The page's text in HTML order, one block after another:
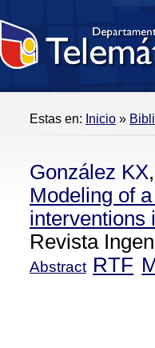
Estas en: Inicio »
González KX,
Modeling of
interventions
Revista
Abstract RTF